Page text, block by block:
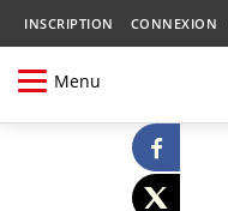
INSCRIPTION CONNEXION
Menu